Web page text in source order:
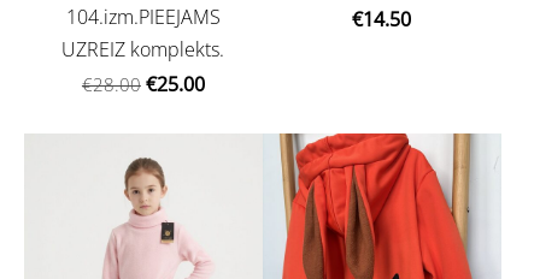
104.izm.PIEEJAMS
UZREIZ komplekts.
€28.00 €25.00
€14.50